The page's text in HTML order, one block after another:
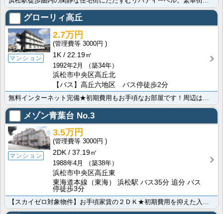
グローリィ高丘
マンション
2.7万円
3000円
1K
22.19㎡
1992年2月
（築34年）
浜松市中央区高丘北
【バス】高丘六地区 バス停徒歩2分
メゾン青葉台 No.3
マンション
3.5万円
3000円
2DK
37.19㎡
1988年4月
（築38年）
浜松市中央区高丘東
東海道本線（東海） 浜松駅 バス35分 追分 バス
停徒歩3分